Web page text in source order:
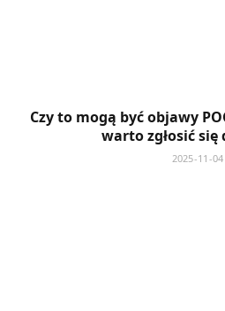
Czy to mogą być objawy
warto zgłosić się
2025-11-04